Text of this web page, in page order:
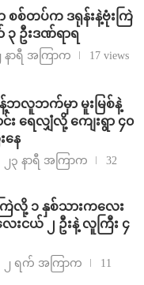
ာ စစ်တပ်က ဒရုန်းနဲ့ဗုံးကြဲ
၃ ဦးဒဏ်ရာရ
နာရီ အကြာက 17 views
လူဘက်မှာ မူးမြစ်နဲ့
း ရေလျှံလို့ ကျေးရွာ ၄၀
နေ
၂၃ နာရီ အကြာက
32
ြဲလို့ ၁ နှစ်သားကလေး
းငယ် ၂ ဦးနဲ့ လူကြီး ၄
၂ ရက် အကြာက
11